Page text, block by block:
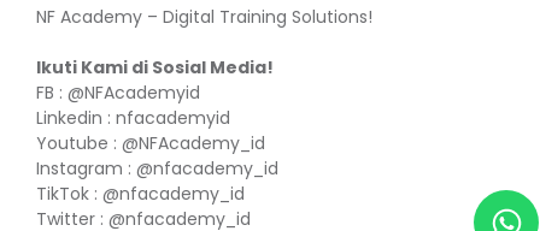
NF Academy – Digital Training Solutions!
Ikuti Kami di Sosial Media!
FB : @NFAcademyid
Linkedin : nfacademyid
Youtube : @NFAcademy_id
Instagram : @nfacademy_id
TikTok : @nfacademy_id
Twitter : @nfacademy_id